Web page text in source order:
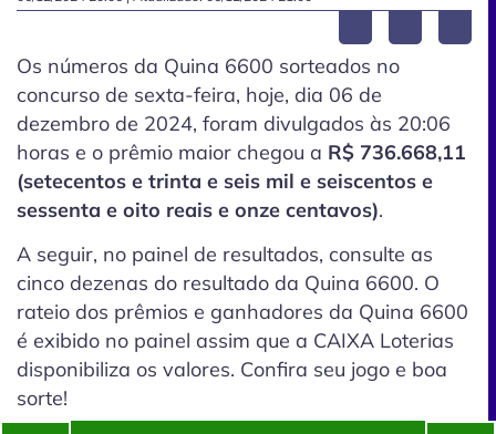
Os números da Quina 6600 sorteados no
concurso de sexta-feira, hoje, dia 06 de
dezembro de 2024, foram divulgados às 20:06
horas e o prêmio maior chegou a R$ 736.668,11
(setecentos e trinta e seis mil e seiscentos e
sessenta e oito reais e onze centavos).
A seguir, no painel de resultados, consulte as
cinco dezenas do resultado da Quina 6600. O
rateio dos prêmios e ganhadores da Quina 6600
é exibido no painel assim que a CAIXA Loterias
disponibiliza os valores. Confira seu jogo e boa
sorte!